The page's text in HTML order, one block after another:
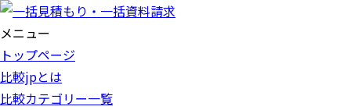
メニュー
トップページ
比較jpとは
比較カテゴリー一覧